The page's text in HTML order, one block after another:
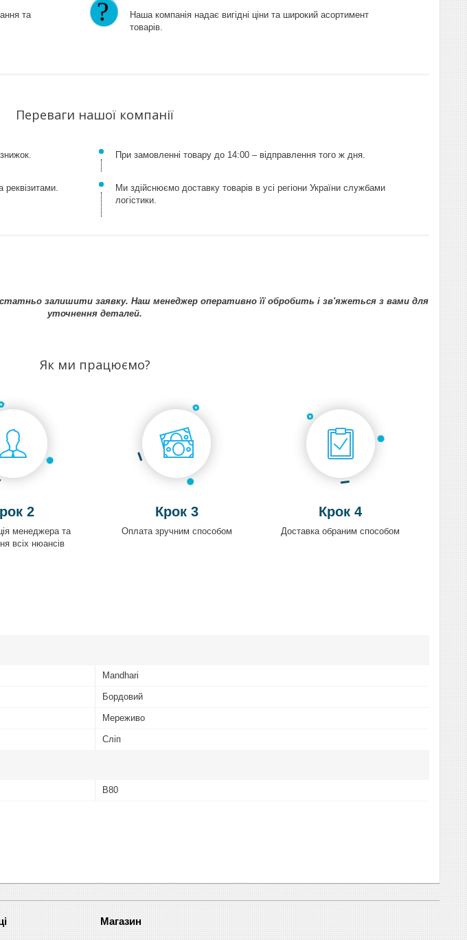
та
Наша компанія надає вигідні ціни та широкий асортимент
товарів.
Переваги нашої компанії
При замовленні товару до 14:00 – відправлення того ж дня.
реквізитами.
Ми здійснюємо доставку товарів в усі регіони України службами
логістики.
залишити заявку. Наш менеджер оперативно її обробить і зв'яжеться з вами для
уточнення деталей.
Як ми працюємо?
2
менеджера та
всіх нюансів
Крок 3
Оплата зручним способом
Крок 4
Доставка обраним способом
Mandhari
Бордовий
Мереживо
Сліп
B80
Магазин